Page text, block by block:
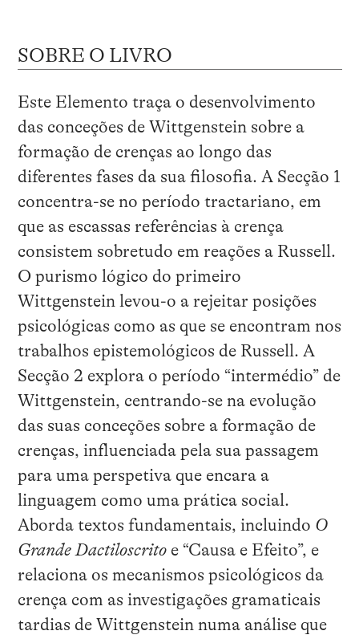
SOBRE O LIVRO
Este Elemento traça o desenvolvimento
das conceções de Wittgenstein sobre a
formação de crenças ao longo das
diferentes fases da sua filosofia. A Secção 1
concentra-se no período tractariano, em
que as escassas referências à crença
consistem sobretudo em reações a Russell.
O purismo lógico do primeiro
Wittgenstein levou-o a rejeitar posições
psicológicas como as que se encontram nos
trabalhos epistemológicos de Russell. A
Secção 2 explora o período “intermédio” de
Wittgenstein, centrando-se na evolução
das suas conceções sobre a formação de
crenças, influenciada pela sua passagem
para uma perspetiva que encara a
linguagem como uma prática social.
Aborda textos fundamentais, incluindo O
Grande Dactiloscritoe “Causa e Efeito”, e
relaciona os mecanismos psicológicos da
crença com as investigações gramaticais
tardias de Wittgenstein numa análise que